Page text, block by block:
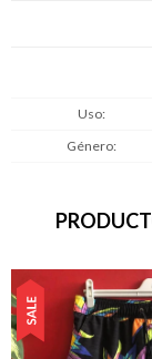
Uso
Género